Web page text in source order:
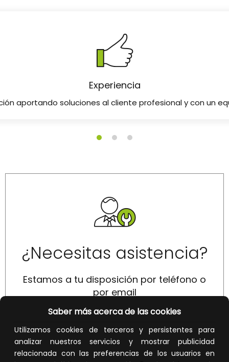
Saber más acerca de las cookies
Utilizamos cookies de terceros y persistentes para
analizar nuestros servicios y mostrar publicidad
relacionada con las preferencias de los usuarios en
Experiencia
aportando soluciones al cliente profesional y con un
¿Necesitas asistencia?
Estamos a tu disposición por teléfono o
por email